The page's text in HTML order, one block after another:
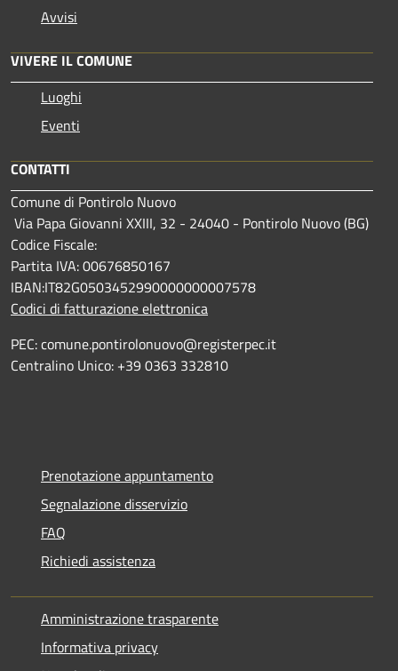
Avvisi
VIVERE IL COMUNE
Luoghi
Eventi
CONTATTI
Comune di Pontirolo Nuovo
Via Papa Giovanni XXIII, 32 - 24040 - Pontirolo Nuovo (BG)
Codice Fiscale:
Partita IVA: 00676850167
IBAN:IT82G0503452990000000007578
Codici di fatturazione elettronica
PEC: comune.pontirolonuovo@registerpec.it
Centralino Unico: +39 0363 332810
Prenotazione appuntamento
Segnalazione disservizio
FAQ
Richiedi assistenza
Amministrazione trasparente
Informativa privacy